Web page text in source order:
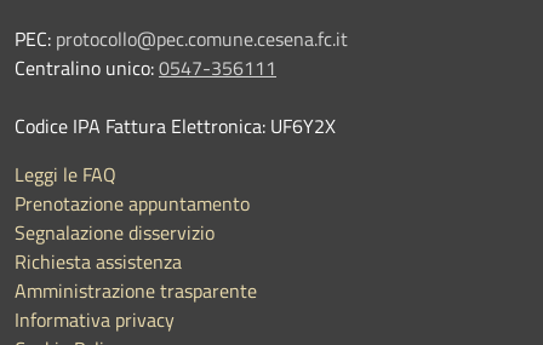
PEC: protocollo@pec.comune.cesena.fc.it
Centralino unico:0547-356111
Codice IPA Fattura Elettronica: UF6Y2X
Leggi le FAQ
Prenotazione appuntamento
Segnalazione disservizio
Richiesta assistenza
Amministrazione trasparente
Informativa privacy